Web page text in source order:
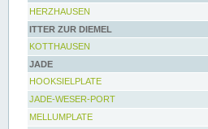
HERZHAUSEN
ITTER ZUR DIEMEL
KOTTHAUSEN
JADE
HOOKSIELPLATE
JADE-WESER-PORT
MELLUMPLATE